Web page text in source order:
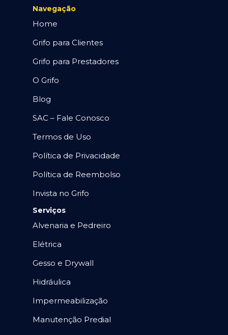
Navegação
Home
Grifo para Clientes
Grifo para Prestadores
O Grifo
Blog
SAC – Fale Conosco
Termos de Uso
Política de Privacidade
Política de Reembolso
Invista no Grifo
Serviços
Alvenaria e Pedreiro
Elétrica
Gesso e Drywall
Hidráulica
Impermeabilização
Manutenção Predial